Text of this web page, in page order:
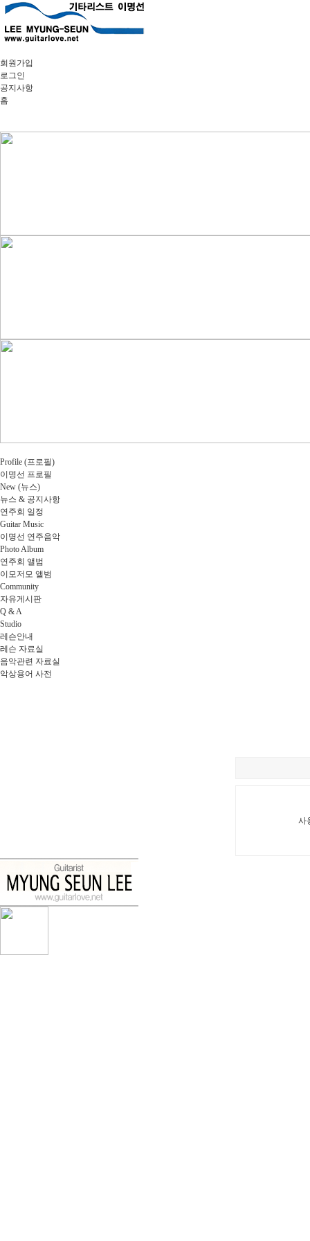
회원가입
로그인
공지사항
홈
Profile (프로필)
이명선 프로필
New (뉴스)
뉴스 & 공지사항
연주회 일정
Guitar Music
이명선 연주음악
Photo Album
연주회 앨범
이모저모 앨범
Community
자유게시판
Q & A
Studio
레슨안내
레슨 자료실
음악관련 자료실
악상용어 사전
사